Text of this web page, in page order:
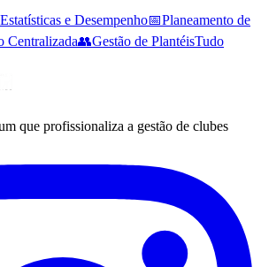
Estatísticas e Desempenho📅Planeamento de
Centralizada👥Gestão de PlantéisTudo
que profissionaliza a gestão de clubes